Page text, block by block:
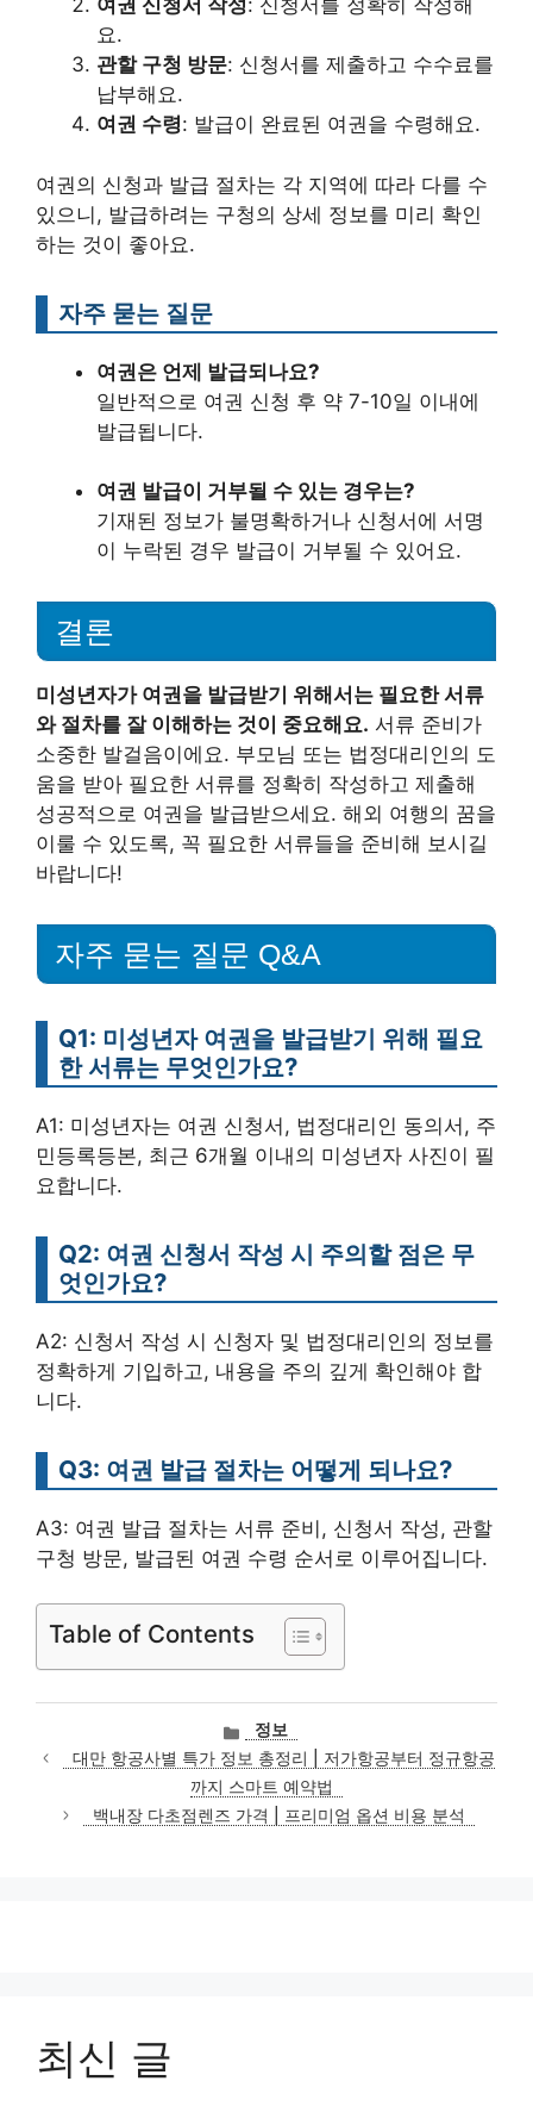
여권 신청서 작성: 신청서를 정확히 작성해
요.
관할 구청 방문: 신청서를 제출하고 수수료를
납부해요.
여권 수령: 발급이 완료된 여권을 수령해요.
여권의 신청과 발급 절차는 각 지역에 따라 다를 수
있으니, 발급하려는 구청의 상세 정보를 미리 확인
하는 것이 좋아요.
자주 묻는 질문
여권은 언제 발급되나요?
일반적으로 여권 신청 후 약 7-10일 이내에
발급됩니다.
여권 발급이 거부될 수 있는 경우는?
기재된 정보가 불명확하거나 신청서에 서명
이 누락된 경우 발급이 거부될 수 있어요.
결론
미성년자가 여권을 발급받기 위해서는 필요한 서류
와 절차를 잘 이해하는 것이 중요해요. 서류 준비가
소중한 발걸음이에요. 부모님 또는 법정대리인의 도
움을 받아 필요한 서류를 정확히 작성하고 제출해
성공적으로 여권을 발급받으세요. 해외 여행의 꿈을
이룰 수 있도록, 꼭 필요한 서류들을 준비해 보시길
바랍니다!
자주 묻는 질문 Q&A
Q1: 미성년자 여권을 발급받기 위해 필요
한 서류는 무엇인가요?
A1: 미성년자는 여권 신청서, 법정대리인 동의서, 주
민등록등본, 최근 6개월 이내의 미성년자 사진이 필
요합니다.
Q2: 여권 신청서 작성 시 주의할 점은 무
엇인가요?
A2: 신청서 작성 시 신청자 및 법정대리인의 정보를
정확하게 기입하고, 내용을 주의 깊게 확인해야 합
니다.
Q3: 여권 발급 절차는 어떻게 되나요?
A3: 여권 발급 절차는 서류 준비, 신청서 작성, 관할
구청 방문, 발급된 여권 수령 순서로 이루어집니다.
Table of Contents
카
테
고
리
정보
대만 항공사별 특가 정보 총정리 | 저가항공부터 정규항공
까지 스마트 예약법
백내장 다초점렌즈 가격 | 프리미엄 옵션 비용 분석
최신 글